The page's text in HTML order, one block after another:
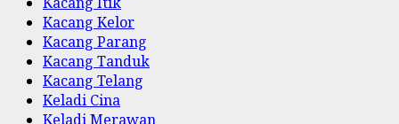
Kacang Kelor
Kacang Parang
Kacang Tanduk
Kacang Telang
Keladi Cina
Keladi Merawan